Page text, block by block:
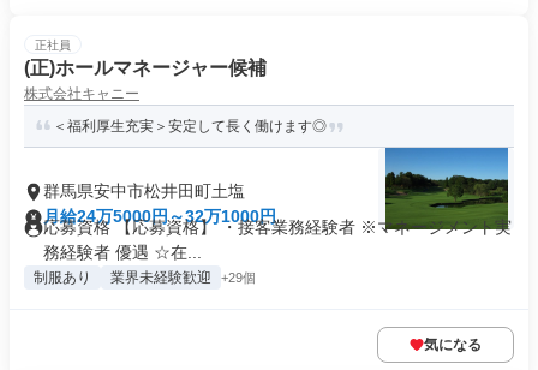
正社員
(正)ホールマネージャー候補
株式会社キャニー
＜福利厚生充実＞安定して長く働けます◎
群馬県安中市松井田町土塩
月給24万5000円～32万1000円
応募資格 【応募資格】 ・接客業務経験者 ※マネージメント実
務経験者 優遇 ☆在...
制服あり 業界未経験歓迎 +29個
気になる